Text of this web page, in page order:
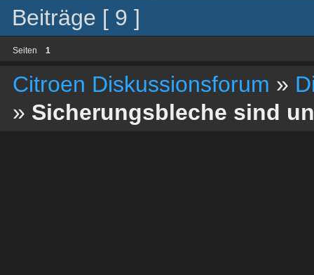
Beiträge [ 9 ]
Seiten 1
Citroen Diskussionsforum »
» Sicherungsbleche sind